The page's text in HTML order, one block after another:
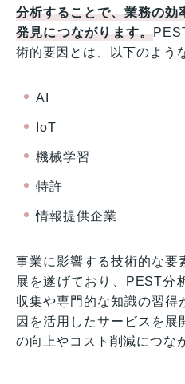
分析することで、業務の効
発見につながります。
術的要因とは、以下のよう
AI
IoT
機械学習
特許
情報提供企業
事業に影響する技術的な要
展を遂げており、PEST分
収集や専門的な知識の習得
因を活用したサービスを展
の向上やコスト削減につな